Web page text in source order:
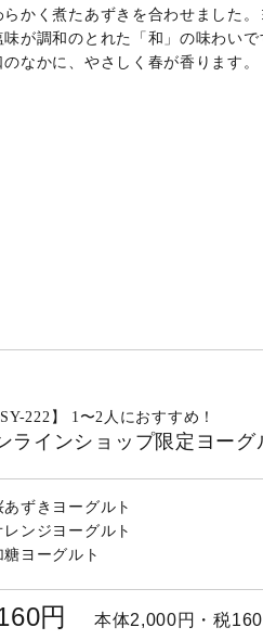
らかく煮たあずきを合わせました
味が調和のとれた「和」の味わいで
のなかに、やさしく春が香ります。
222】 1〜2人におすすめ！
ラインショップ限定ヨーグ
桜あずきヨーグルト
オレンジヨーグルト
加糖ヨーグルト
円 本体2,000円・税160